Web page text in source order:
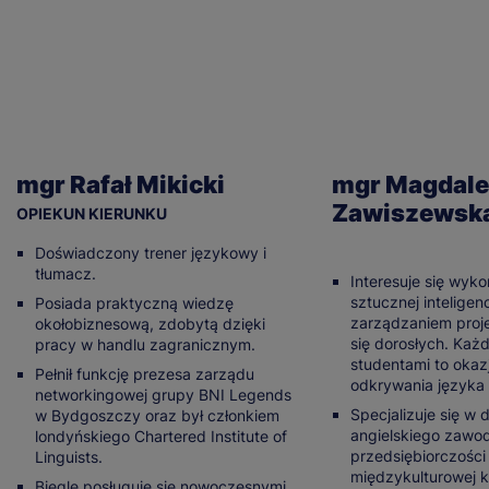
mgr Rafał Mikicki
OPIEKUN KIERUNKU
Doświadczony trener językowy i
tłumacz.
Posiada praktyczną wiedzę
okołobiznesową, zdobytą dzięki
pracy w handlu zagranicznym.
Pełnił funkcję prezesa zarządu
networkingowej grupy BNI Legends
w Bydgoszczy oraz był członkiem
londyńskiego Chartered Institute of
Linguists.
mgr
Interesuje się
sztucznej
zarządzaniem
się dorosłych.
studentami to
odkrywania języka
Specjalizuje się w
angielskiego
przedsiębiorczości
międzykulturowej